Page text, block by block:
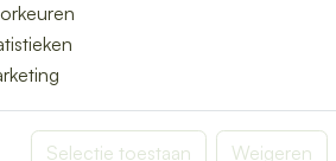
te maken? Laat je lunch bezorgen
zonder gedoe. Of je nu op
middagpauze, een
tot gezonde salades en
jouw smaak.
Selectie toestaan Weigeren